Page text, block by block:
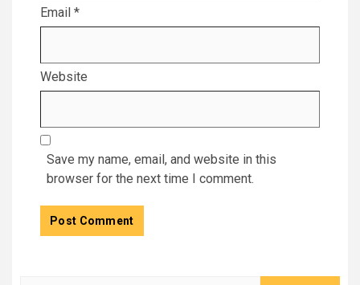
Email *
Website
Save my name, email, and website in this
browser for the next time I comment.